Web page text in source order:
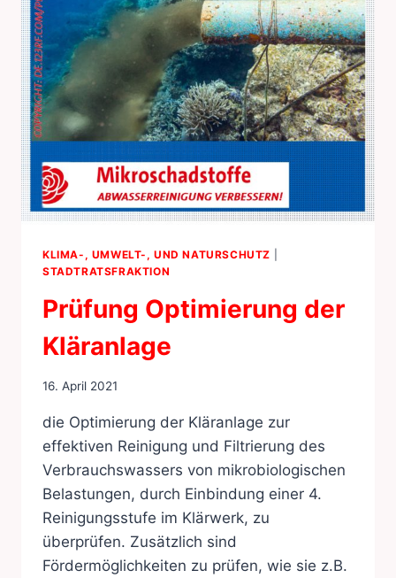
KLIMA-, UMWELT-, UND NATURSCHUTZ
STADTRATSFRAKTION
Prüfung Optimierung der
Kläranlage
16. April 2021
die Optimierung der Kläranlage zur
effektiven Reinigung und Filtrierung des
Verbrauchswassers von mikrobiologischen
Belastungen, durch Einbindung einer 4.
Reinigungsstufe im Klärwerk, zu
überprüfen. Zusätzlich sind
Fördermöglichkeiten zu prüfen, wie sie z.B.